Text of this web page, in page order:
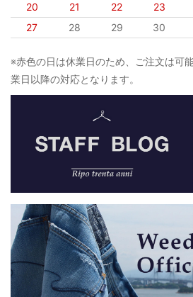
20
21 22 23
27
28 29 30
※赤色の日は休業日のため、ご注文は可
業日以降の対応となります。